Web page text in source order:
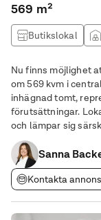
569 m²
Butikslokal
Nu finns möjlighet
om 569 kvm i
inhägnad tomt,
förutsättningar. Lokalen är anpassad för effektiva arbetsflöden
och lämpar sig
fordon, teknik eller montage. Lokalens
markplan •
Sanna
Kontakta